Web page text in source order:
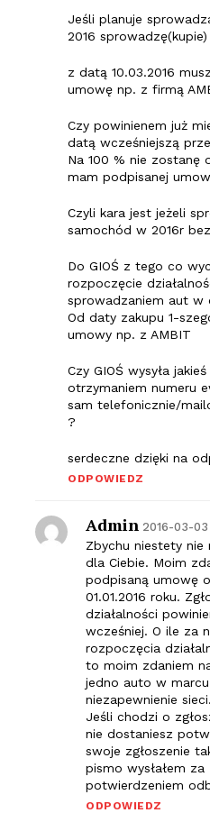
Jeśli planuje
2016
z datą 10.03.2016
umowę np. z firmą
Czy powinienem już
datą wcześniejszą
Na 100 % nie zostanę
mam podpisanej
Czyli kara jest jeżeli
samochód w 2016r
Do GIOŚ z tego co
rozpoczęcie
sprowadzaniem aut w
Od daty zakupu 1-
umowy np. z AMBIT
Czy GIOŚ wysyła
otrzymaniem numeru
sam telefonicznie/
?
serdeczne dzięki na
ODPOWIEDZ
Admin 2016-03-03
Zbychu niestety
dla Ciebie. Moim
podpisaną umowę
01.01.2016 roku.
działalności
wcześniej. O ile za
rozpoczęcia
to moim zdaniem
jedno auto w marcu
niezapewnienie
Jeśli chodzi o
nie dostaniesz
swoje zgłoszenie
pismo wysłałem
potwierdzeniem
ODPOWIEDZ